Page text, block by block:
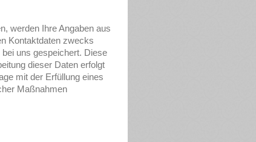
werden Ihre Angaben aus
Kontaktdaten zwecks
uns gespeichert. Diese
dieser Daten erfolgt
mit der Erfüllung eines
Maßnahmen